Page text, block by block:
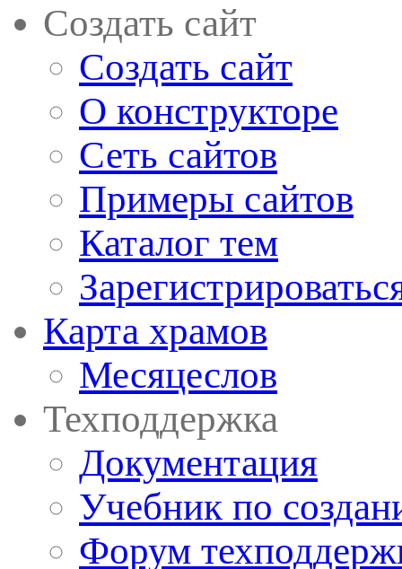
Создать сайт
Создать сайт
О конструкторе
Сеть сайтов
Примеры сайтов
Каталог тем
Карта храмов
Месяцеслов
Техподдержка
Документация
Учебник по
Форум